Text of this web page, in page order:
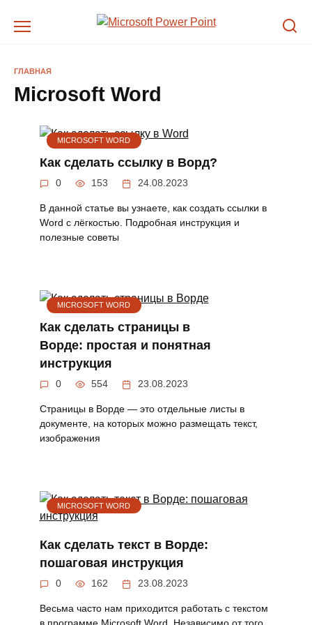
ГЛАВНАЯ
Microsoft Word
MICROSOFT WORD
Как сделать ссылку в Ворд?
0 153 24.08.2023
В данной статье вы узнаете, как создать ссылки в
Word с лёгкостью. Подробная инструкция и
полезные советы
MICROSOFT WORD
Как сделать страницы в
Ворде: простая и понятная
инструкция
0 554 23.08.2023
Страницы в Ворде — это отдельные листы в
документе, на которых можно размещать текст,
изображения
MICROSOFT WORD
Как сделать текст в Ворде:
пошаговая инструкция
0 162 23.08.2023
Веcьма часто нам приходится работать с текстом
в программе Microsoft Word. Независимо от того,